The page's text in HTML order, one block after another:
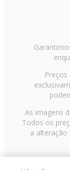
As imagens
Todos os
a alteração
Avenida Zaki